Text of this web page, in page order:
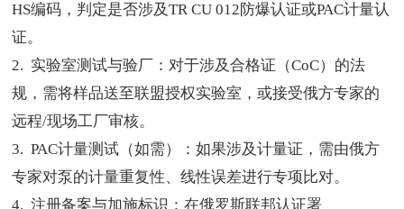
HS编码，判定是否涉及TR CU 012防爆认证或PAC计量认
证。
2. 实验室测试与验厂：对于涉及合格证（CoC）的法
规，需将样品送至联盟授权实验室，或接受俄方专家的
远程/现场工厂审核。
3. PAC计量测试（如需）：如果涉及计量证，需由俄方
专家对泵的计量重复性、线性误差进行专项比对。
4. 注册备案与加施标识：在俄罗斯联邦认证署